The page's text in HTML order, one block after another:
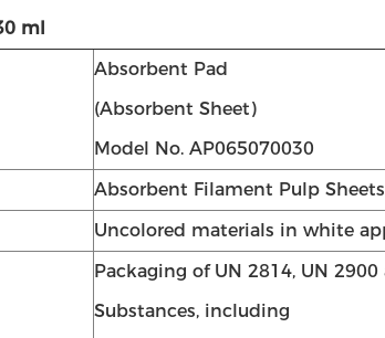
ml
Absorbent Pad
(Absorbent Sheet)
Model No. AP065070030
Absorbent Filament Pulp Sheets
Uncolored materials in white
Packaging of UN 2814, UN
Substances, including